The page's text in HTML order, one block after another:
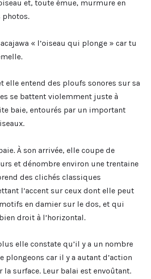
et, toute émue, murmure en
photos.
« l’oiseau qui plonge » car tu
elle entend des ploufs sonores sur sa
se battent violemment juste à
baie, entourés par un important
À son arrivée, elle coupe de
et dénombre environ une trentaine
des clichés classiques
l’accent sur ceux dont elle peut
en damier sur le dos, et qui
droit à l’horizontal.
elle constate qu’il y a un nombre
plongeons car il y a autant d’action
la surface. Leur balai est envoûtant.